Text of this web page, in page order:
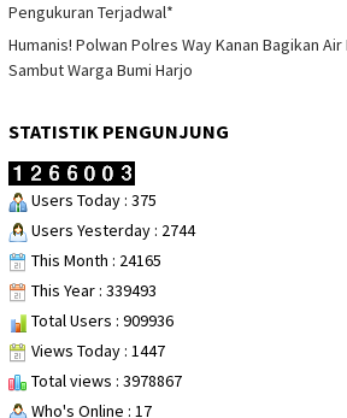
Pengukuran Terjadwal*
Humanis! Polwan Polres Way Kanan Bagikan Air
Sambut Warga Bumi Harjo
STATISTIK PENGUNJUNG
Users Today : 375
Users Yesterday : 2744
This Month : 24165
This Year : 339493
Total Users : 909936
Views Today : 1447
Total views : 3978867
Who's Online : 17